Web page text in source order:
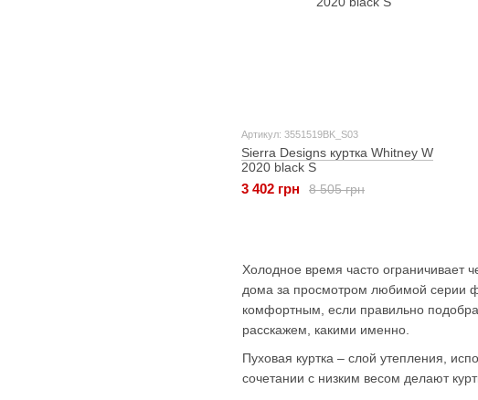
Холодное время часто ограничивает
дома за просмотром любимой серии
комфортным, если правильно
расскажем, какими именно.
Пуховая куртка – слой утепления,
сочетании с низким весом делают
Артикул: 3551519BK_S03
Sierra Designs куртка Whitney W
2020 black S
8 505 грн
3 402 грн